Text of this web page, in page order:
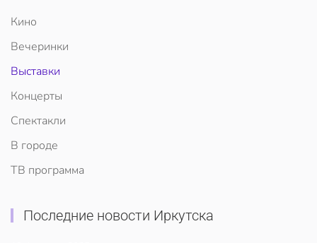
Кино
Вечеринки
Выставки
Концерты
Спектакли
В городе
ТВ программа
Последние новости Иркутска